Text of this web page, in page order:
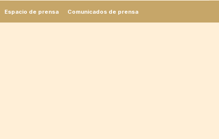
Espacio de prensa Comunicados de prensa
Lucie Moyon